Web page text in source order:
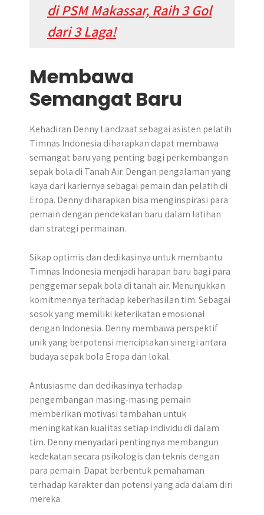
di PSM Makassar, Raih 3 Gol
dari 3 Laga!
Membawa
Semangat Baru
​Kehadiran Denny Landzaat sebagai asisten pelatih
Timnas Indonesia diharapkan dapat membawa
semangat baru yang penting bagi perkembangan
sepak bola di Tanah Air. Dengan pengalaman yang
kaya dari kariernya sebagai pemain dan pelatih di
Eropa. Denny diharapkan bisa menginspirasi para
pemain dengan pendekatan baru dalam latihan
dan strategi permainan.
Sikap optimis dan dedikasinya untuk membantu
Timnas Indonesia menjadi harapan baru bagi para
penggemar sepak bola di tanah air. Menunjukkan
komitmennya terhadap keberhasilan tim. Sebagai
sosok yang memiliki keterikatan emosional
dengan Indonesia. Denny membawa perspektif
unik yang berpotensi menciptakan sinergi antara
budaya sepak bola Eropa dan lokal.
Antusiasme dan dedikasinya terhadap
pengembangan masing-masing pemain
memberikan motivasi tambahan untuk
meningkatkan kualitas setiap individu di dalam
tim. Denny menyadari pentingnya membangun
kedekatan secara psikologis dan teknis dengan
para pemain. Dapat berbentuk pemahaman
terhadap karakter dan potensi yang ada dalam diri
mereka.